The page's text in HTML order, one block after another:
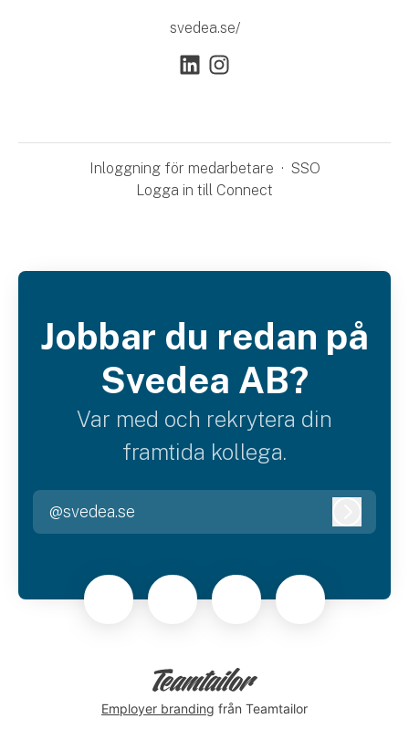
svedea.se/
Inloggning för medarbetare · SSO
Logga in till Connect
Jobbar du redan på
Svedea AB?
Var med och rekrytera din
framtida kollega.
@svedea.se
Employer branding från Teamtailor